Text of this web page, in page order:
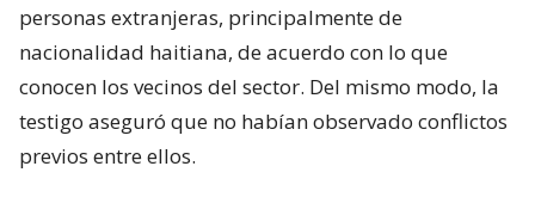
personas extranjeras, principalmente de
nacionalidad haitiana, de acuerdo con lo que
conocen los vecinos del sector. Del mismo modo, la
testigo aseguró que no habían observado conflictos
previos entre ellos.